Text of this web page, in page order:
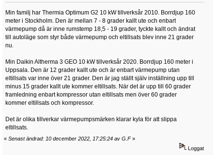
Min familj har Thermia Optimum G2 10 kW tillverksår 2010. Borrdjup 160
meter i Stockholm. Den är mellan 7 - 8 grader kallt ute och enbart
värmepump då är inne rumstemp 18,5 - 19 grader, tyckte kallt och ändrat
till autoläge som styr både värmepump och eltillsats blev inne 21 grader
nu.
Min Daikin Altherma 3 GEO 10 kW tillverksår 2020. Borrdjup 160 meter i
Uppsala. Den är 12 grader kallt ute och är enbart värmepump utan
eltillsats var inne över 21 grader. Den är jag ställt själv inställning upp till
minus 15 grader kallt ute kommer eltillsats. När det är upp till 60 grader
framledning enbart kompressor utan eltillsats men över 60 grader
kommer eltillsats och kompressor.
Det är olika tillverkar värmepumpsmärken klarar kyla för att slippa
eltillsats.
« Senast ändrad: 10 december 2022, 17:25:24 av G.F»
Loggat